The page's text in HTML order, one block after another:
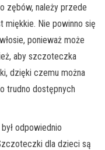
zębów, należy przede
miękkie. Nie powinno się
ponieważ może
aby szczoteczka
dzięki czemu można
trudno dostępnych
odpowiednio
dla dzieci są